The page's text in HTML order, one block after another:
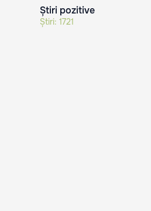
Știri pozitive
Știri: 1721